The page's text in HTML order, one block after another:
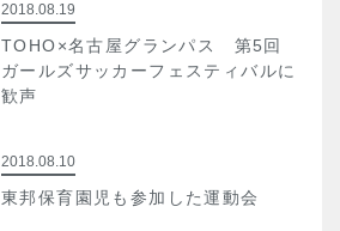
2018.08.19
TOHO×名古屋グランパス 第5回
ガールズサッカーフェスティバルに
歓声
2018.08.10
東邦保育園児も参加した運動会